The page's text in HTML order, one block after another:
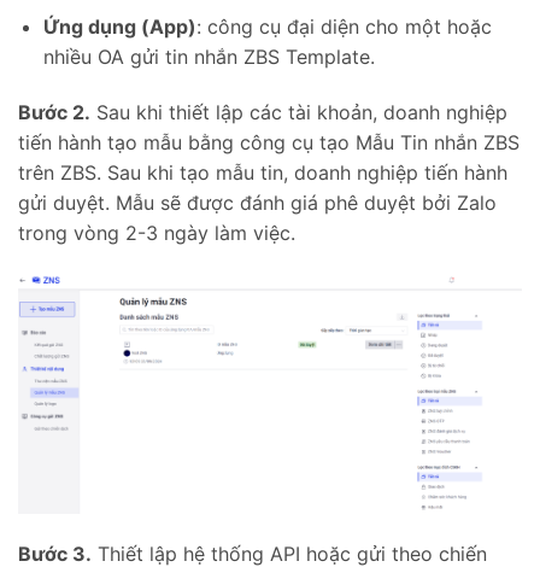
Ứng dụng (App): công cụ đại diện cho một hoặc
nhiều OA gửi tin nhắn ZBS Template.
Bước 2. Sau khi thiết lập các tài khoản, doanh nghiệp
tiến hành tạo mẫu bằng công cụ tạo Mẫu Tin nhắn ZBS
trên ZBS. Sau khi tạo mẫu tin, doanh nghiệp tiến hành
gửi duyệt. Mẫu sẽ được đánh giá phê duyệt bởi Zalo
trong vòng 2-3 ngày làm việc.
Bước 3. Thiết lập hệ thống API hoặc gửi theo chiến